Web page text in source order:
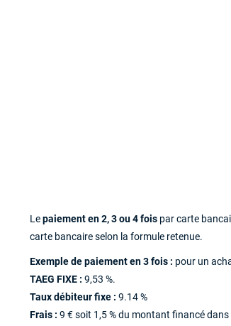
Lepaiement en 2, 3 ou 4 fois par carte
carte bancaire selon la formule retenue.
Exemple de paiement en 3 fois : pour un
TAEG FIXE : 9,53 %.
Taux débiteur fixe : 9.14 %
Frais : 9 € soit 1,5 % du montant financé